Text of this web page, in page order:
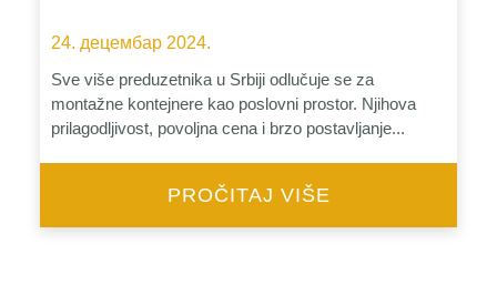
24. децембар 2024.
Sve više preduzetnika u Srbiji odlučuje se za
montažne kontejnere kao poslovni prostor. Njihova
prilagodljivost, povoljna cena i brzo postavljanje...
PROČITAJ VIŠE